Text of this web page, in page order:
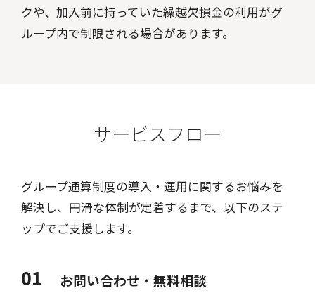
クや、加入前に持っていた繰越欠損金の利用がグ
ループ内で制限される場合があります。
サービスフロー
グループ通算制度の導入・運用に関するお悩みを
解決し、円滑な体制が定着するまで、以下のステ
ップでご支援します。
01 お問い合わせ・無料相談